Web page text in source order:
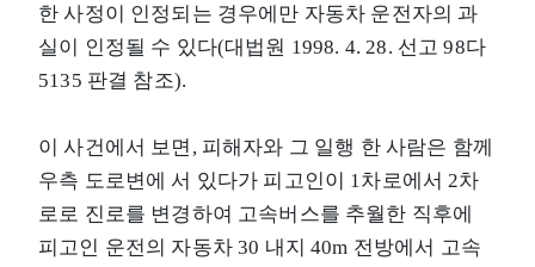
한 사정이 인정되는 경우에만 자동차 운전자의 과
실이 인정될 수 있다(대법원 1998. 4. 28. 선고 98다
5135 판결 참조).
이 사건에서 보면, 피해자와 그 일행 한 사람은 함께
우측 도로변에 서 있다가 피고인이 1차로에서 2차
로로 진로를 변경하여 고속버스를 추월한 직후에
피고인 운전의 자동차 30 내지 40m 전방에서 고속